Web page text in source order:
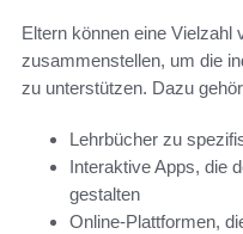
Eltern können eine Vielzahl
zusammenstellen, um die
zu unterstützen. Dazu
Lehrbücher zu
Interaktive Apps, die
gestalten
Online-Plattformen,